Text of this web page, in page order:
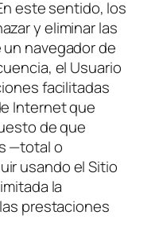
este sentido, los
y eliminar las
navegador de
el Usuario
facilitadas
Internet que
de que
—total o
usando el Sitio
la
prestaciones